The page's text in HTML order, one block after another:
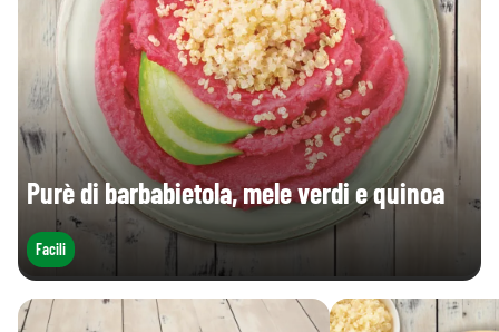
Purè di barbabietola, mele verdi e quinoa
Facili